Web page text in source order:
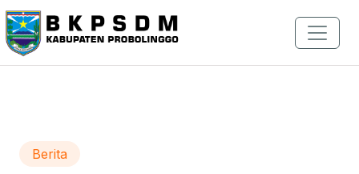
Berita